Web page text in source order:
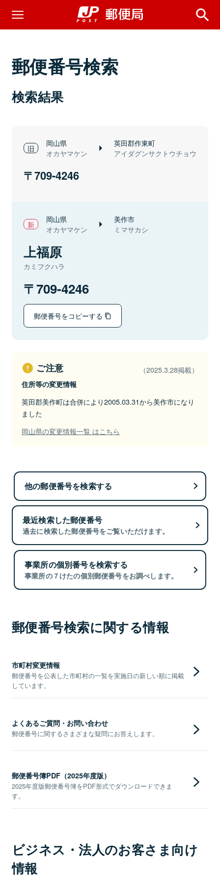
郵便番号検索
検索結果
岡山県
オカヤマケン
英田郡作東町
アイダグンサクトウチョウ
709-4246
岡山県
オカヤマケン
美作市
ミマサカシ
上福原
カミフクハラ
709-4246
郵便番号をコピーする
ご注意 （2025.3.28掲載）
住所等の変更情報
英田郡美作町は合併により2005.03.31から美作市になり
ました
岡山県の変更情報一覧 はこちら
他の郵便番号を検索する
最近検索した郵便番号
過去に検索した郵便番号をご覧いただけます。
事業所の個別番号を検索する
事業所の７けたの個別郵便番号をお調べします。
郵便番号検索に関する情報
市町村変更情報
郵便番号を公表した市町村の一覧を実施日の新しい順に掲載
しています。
よくあるご質問・お問い合わせ
郵便番号に関するさまざまな疑問にお答えします。
郵便番号簿PDF（2025年度版）
2025年度版郵便番号簿をPDF形式でダウンロードできま
す。
ビジネス・法人のお客さま向け
情報